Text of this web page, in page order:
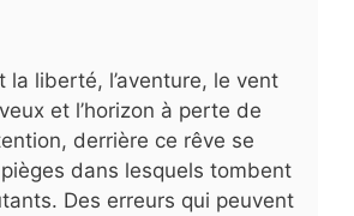
la liberté, l’aventure, le vent
et l’horizon à perte de
derrière ce rêve se
dans lesquels tombent
Des erreurs qui peuvent